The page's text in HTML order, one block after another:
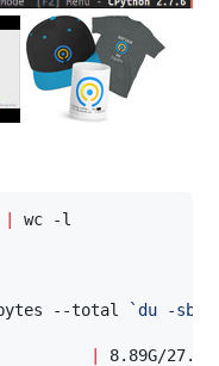
|
wc -l
--total `du -sb
| 8.89G/